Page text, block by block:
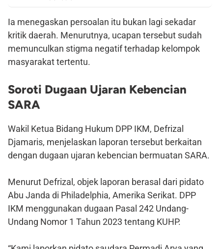
Ia menegaskan persoalan itu bukan lagi sekadar
kritik daerah. Menurutnya, ucapan tersebut sudah
memunculkan stigma negatif terhadap kelompok
masyarakat tertentu.
Soroti Dugaan Ujaran Kebencian
SARA
Wakil Ketua Bidang Hukum DPP IKM, Defrizal
Djamaris, menjelaskan laporan tersebut berkaitan
dengan dugaan ujaran kebencian bermuatan SARA.
Menurut Defrizal, objek laporan berasal dari pidato
Abu Janda di Philadelphia, Amerika Serikat. DPP
IKM menggunakan dugaan Pasal 242 Undang-
Undang Nomor 1 Tahun 2023 tentang KUHP.